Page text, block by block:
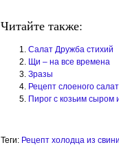
Читайте также:
Салат Дружба стихий
Щи – на все времена
Зразы
Рецепт слоеного
Пирог с козьим сыром
Теги: Рецепт холодца из